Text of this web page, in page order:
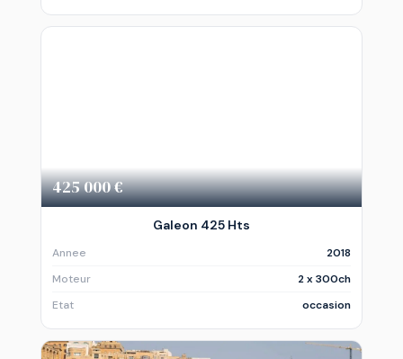
425 000 €
Galeon 425 Hts
Annee
2018
Moteur
2 x 300ch
Etat
occasion